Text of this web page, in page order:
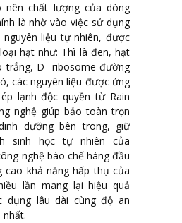
chất lượng của dòng
là nhờ vào việc sử dụng
nguyên liệu tự nhiên, được
hạt như: Thì là đen, hạt
trắng, D- ribosome đường
các nguyên liệu được ứng
lạnh độc quyền từ Rain
nghệ giúp bảo toàn trọn
dưỡng bên trong, giữ
sinh học tự nhiên của
nghệ bào chế hàng đầu
cao khả năng hấp thụ của
lần mang lại hiệu quả
dụng lâu dài cùng độ an